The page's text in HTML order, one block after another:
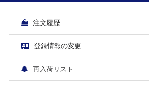
注文履歴
登録情報の変更
再入荷リスト